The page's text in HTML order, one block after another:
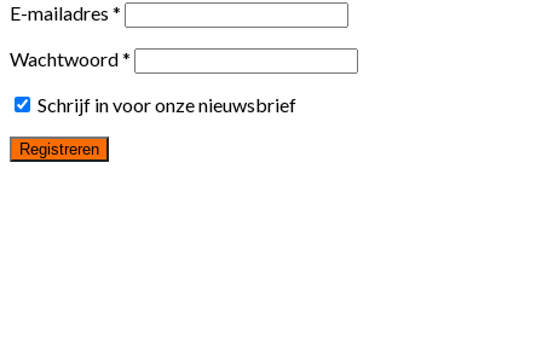
E-mailadres *
Wachtwoord*
Schrijf in voor onze nieuwsbrief
Registreren